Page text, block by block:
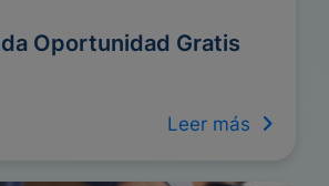
Oportunidad Gratis
Leer más